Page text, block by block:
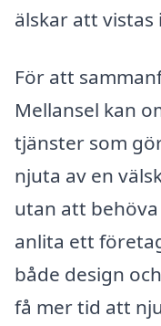
älskar att vistas
För att
Mellansel kan
tjänster som
njuta av en
utan att
anlita ett
både design
få mer tid att